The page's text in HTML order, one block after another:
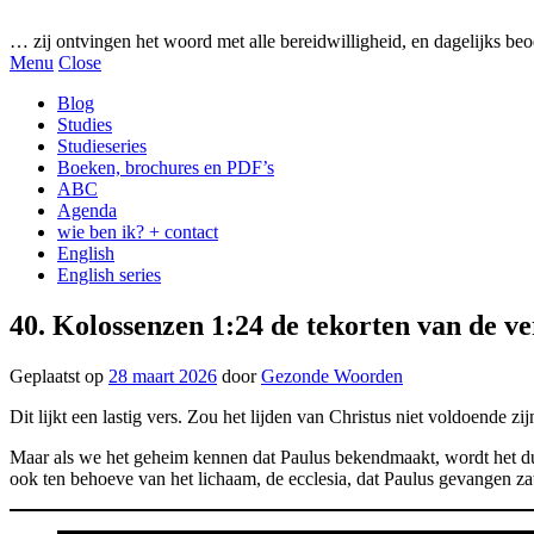
… zij ontvingen het woord met alle bereidwilligheid, en dagelijks
Menu Close
Blog
Studies
Studieseries
Boeken, brochures en PDF’s
ABC
Agenda
wie ben ik? + contact
English
English series
40. Kolossenzen 1:24 de tekorten van de
Geplaatst op 28 maart 2026 doorGezonde Woorden
Dit lijkt een lastig vers. Zou het lijden van Christus niet voldoende
Maar als we het geheim kennen dat Paulus bekendmaakt, wordt
ook ten behoeve van het lichaam, de ecclesia, dat Paulus gevangen